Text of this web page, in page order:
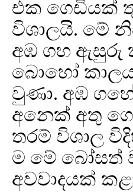
එක ගෙඩියක්
විශාලයි. මේ
අඹ ගහ ඇසුරු
බොහෝ
වුණා. අඹ
අනෙක් අතු
තරම් විශාල
ම මේ බෝසත්
අවවාදයක්